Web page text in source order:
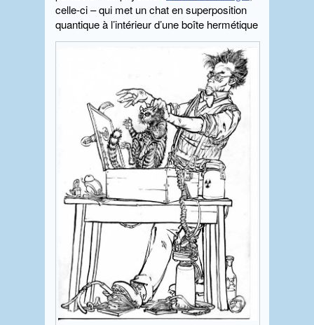
celle-ci – qui met un chat en superposition
quantique à l’intérieur d’une boîte hermétique